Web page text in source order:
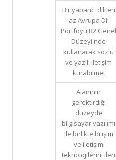
Bir yabancı dili en
az Avrupa Dil
Portföyü B2 Genel
Düzeyi'nde
kullanarak sözlü
ve yazılı iletişim
kurabilme.
Alanının
gerektirdiği
düzeyde
bilgisayar yazılımı
ile birlikte bilişim
ve iletişim
teknolojilerini ileri